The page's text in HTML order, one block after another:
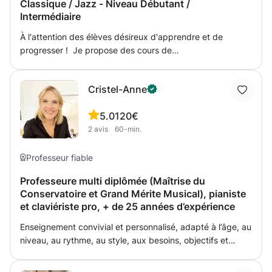
Classique / Jazz - Niveau Débutant /
Intermédiaire
À l'attention des élèves désireux d'apprendre et de
progresser ! Je propose des cours de
traditionnels (harmonie, technique, oreille, rythme, lecture,
improvisation...), mes cours combinent les approches
classiques & jazz pour renforcer la culture musicale et
l'éclectisme de chacun. Un travail ludique, efficace et
connaissances !
Cristel-Anne
5.0
2 avis
120€
60-min.
Professeur fiable
Professeure multi diplômée (Maîtrise du
Conservatoire et Grand Mérite Musical), pianiste
et claviériste pro, + de 25 années d’expérience
Enseignement convivial et personnalisé, adapté à l’âge, au
niveau, au rythme, au style, aux besoins, objectifs et